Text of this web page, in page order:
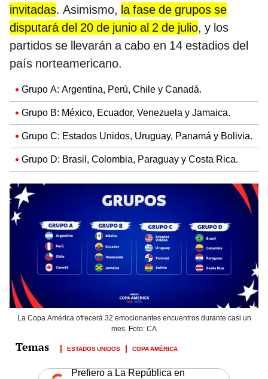
invitadas. Asimismo, la fase de grupos se
disputará del 20 de junio al 2 de julio, y los
partidos se llevarán a cabo en 14 estadios del
país norteamericano.
Grupo A: Argentina, Perú, Chile y Canadá.
Grupo B: México, Ecuador, Venezuela y Jamaica.
Grupo C: Estados Unidos, Uruguay, Panamá y Bolivia.
Grupo D: Brasil, Colombia, Paraguay y Costa Rica.
La Copa América ofrecerá 32 emocionantes encuentros durante casi un
mes. Foto: CA
ESTADOS UNIDOS COPA AMÉRICA
Prefiero a La República en